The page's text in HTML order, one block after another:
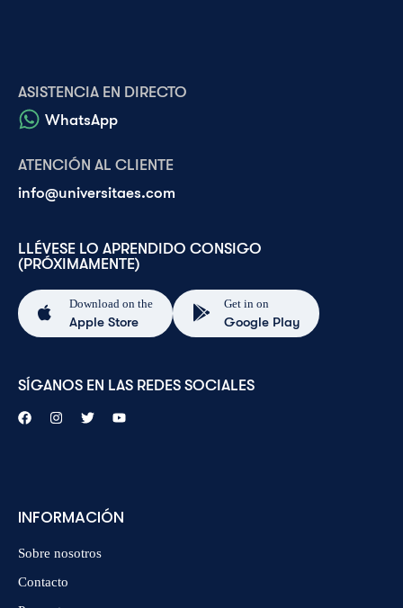
INFORMACIÓN
Sobre nosotros
Contacto
ASISTENCIA EN DIRECTO
WhatsApp
ATENCIÓN AL CLIENTE
info@universitaes.com
LLÉVESE LO APRENDIDO CONSIGO
(PRÓXIMAMENTE)
Download on the
Apple Store
Get in on
Google Play
SÍGANOS EN LAS REDES SOCIALES